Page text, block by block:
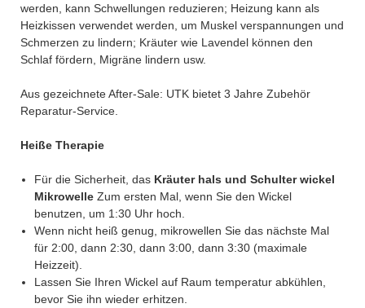
werden, kann Schwellungen reduzieren; Heizung kann als
Heizkissen verwendet werden, um Muskel verspannungen und
Schmerzen zu lindern; Kräuter wie Lavendel können den
Schlaf fördern, Migräne lindern usw.
Aus gezeichnete After-Sale: UTK bietet 3 Jahre Zubehör
Reparatur-Service.
Heiße Therapie
Für die Sicherheit, das Kräuter hals und Schulter wickel
Mikrowelle Zum ersten Mal, wenn Sie den Wickel
benutzen, um 1:30 Uhr hoch.
Wenn nicht heiß genug, mikrowellen Sie das nächste Mal
für 2:00, dann 2:30, dann 3:00, dann 3:30 (maximale
Heizzeit).
Lassen Sie Ihren Wickel auf Raum temperatur abkühlen,
bevor Sie ihn wieder erhitzen.